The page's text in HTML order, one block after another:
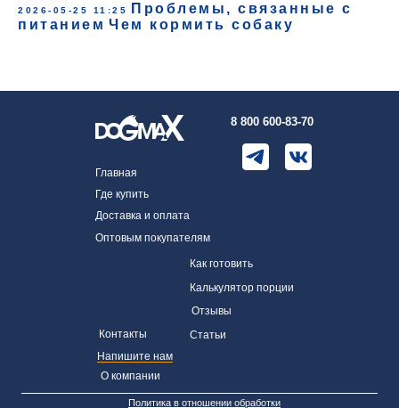
2026-05-25 11:25
Проблемы, связанные с
питанием Чем кормить собаку
Контакты
Напишите нам
Политика в отношении обработки
Статьи
Главная
Где купить
Доставка и оплата
О компании
Оптовым покупателям
Калькулятор порции
8 800 600-83-70
Как готовить
Отзывы